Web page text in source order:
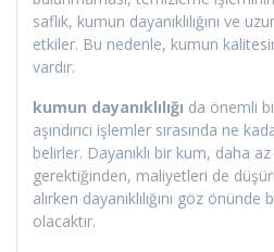
saflık, kumun dayanıklılığını ve
etkiler. Bu nedenle, kumun
vardır.
kumun dayanıklılığı da önemli
aşındırıcı işlemler sırasında ne
belirler. Dayanıklı bir kum, daha
gerektiğinden, maliyetleri de
alırken dayanıklılığını göz önünde
olacaktır.